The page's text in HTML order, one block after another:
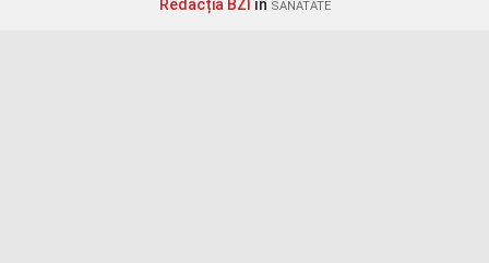
Redacția BZI în SANATATE